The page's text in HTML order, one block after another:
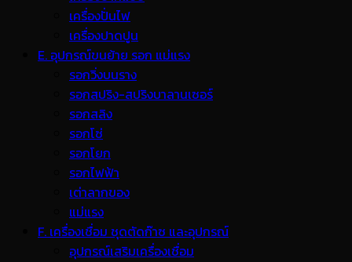
เครื่องปั่นไฟ
เครื่องปาดปูน
E. อุปกรณ์ขนย้าย รอก แม่แรง
รอกวิ่งบนราง
รอกสปริง-สปริงบาลานเซอร์
รอกสลิง
รอกโซ่
รอกโยก
รอกไฟฟ้า
เต่าลากของ
แม่แรง
F. เครื่องเชื่อม ชุดตัดก๊าซ และอุปกรณ์
อุปกรณ์เสริมเครื่องเชื่อม